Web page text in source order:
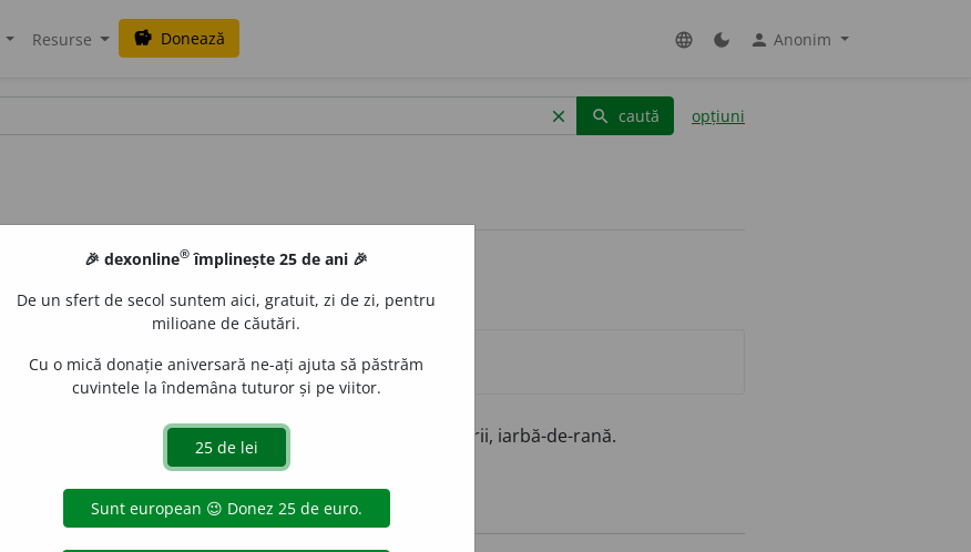
Resurse savings Donează language dark_mode person Anonim
clear search caută opțiuni
(reg.) crețișor, sovârvariță, frunza-tăieturii, iarba-tăieturii, iarbă-de-rană.
🎉 dexonline® împlinește 25 de ani 🎉
De un sfert de secol suntem aici, gratuit, zi de zi, pentru
milioane de căutări.
Cu o mică donație aniversară ne-ați ajuta să păstrăm
cuvintele la îndemâna tuturor și pe viitor.